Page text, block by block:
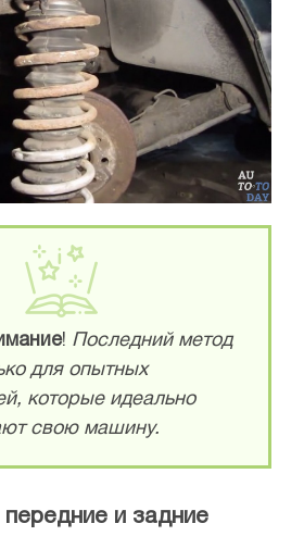
! Последний метод
для опытных
которые идеально
свою машину.
и задние